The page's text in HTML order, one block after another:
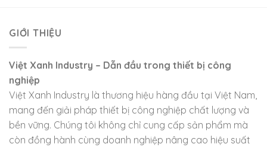
GIỚI THIỆU
Việt Xanh Industry – Dẫn đầu trong thiết bị công
nghiệp
Việt Xanh Industry là thương hiệu hàng đầu tại Việt Nam,
mang đến giải pháp thiết bị công nghiệp chất lượng và
bền vững. Chúng tôi không chỉ cung cấp sản phẩm mà
còn đồng hành cùng doanh nghiệp nâng cao hiệu suất